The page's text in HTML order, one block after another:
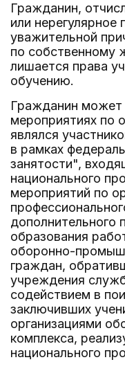
Гражданин,
или нерегулярное
уважительной
по собственному
лишается права
обучению.
Гражданин может
мероприятиях по
являлся
в рамках
занятости",
национального
мероприятий по
дополнительного
образования
оборонно-
граждан,
учреждения
содействием в
заключивших
организациями
комплекса,
национального